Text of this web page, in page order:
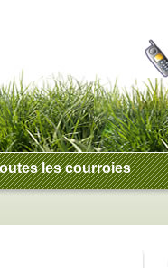
les courroies